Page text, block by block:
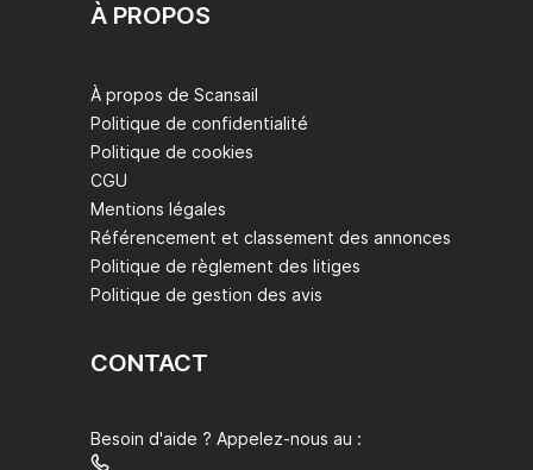
À PROPOS
À propos de Scansail
Politique de confidentialité
Politique de cookies
CGU
Mentions légales
Référencement et classement des annonces
Politique de règlement des litiges
Politique de gestion des avis
CONTACT
Besoin d'aide ? Appelez-nous au :